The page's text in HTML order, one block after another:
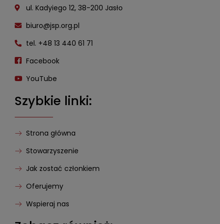
ul. Kadyiego 12, 38-200 Jasło
biuro@jsp.org.pl
tel. +48 13 440 61 71
Facebook
YouTube
Szybkie linki:
Strona główna
Stowarzyszenie
Jak zostać członkiem
Oferujemy
Wspieraj nas